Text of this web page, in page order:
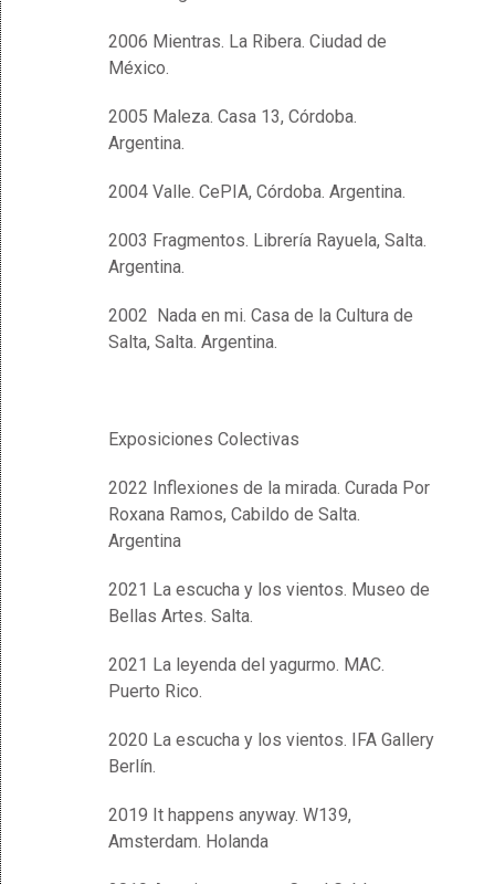
2006 Mientras. La Ribera. Ciudad de
México.
2005 Maleza. Casa 13, Córdoba.
Argentina.
2004 Valle. CePIA, Córdoba. Argentina.
2003 Fragmentos. Librería Rayuela, Salta.
Argentina.
2002 Nada en mi. Casa de la Cultura de
Salta, Salta. Argentina.
Exposiciones Colectivas
2022 Inflexiones de la mirada. Curada Por
Roxana Ramos, Cabildo de Salta.
Argentina
2021 La escucha y los vientos. Museo de
Bellas Artes. Salta.
2021 La leyenda del yagurmo. MAC.
Puerto Rico.
2020 La escucha y los vientos. IFA Gallery
Berlín.
2019 It happens anyway. W139,
Amsterdam. Holanda